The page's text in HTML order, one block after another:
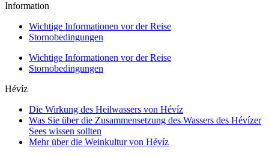
Information
Wichtige Informationen vor der Reise
Stornobedingungen
Wichtige Informationen vor der Reise
Stornobedingungen
Hévíz
Die Wirkung des Heilwassers von Hévíz
Was Sie über die Zusammensetzung des Wassers des Hévízer
Sees wissen sollten
Mehr über die Weinkultur von Hévíz